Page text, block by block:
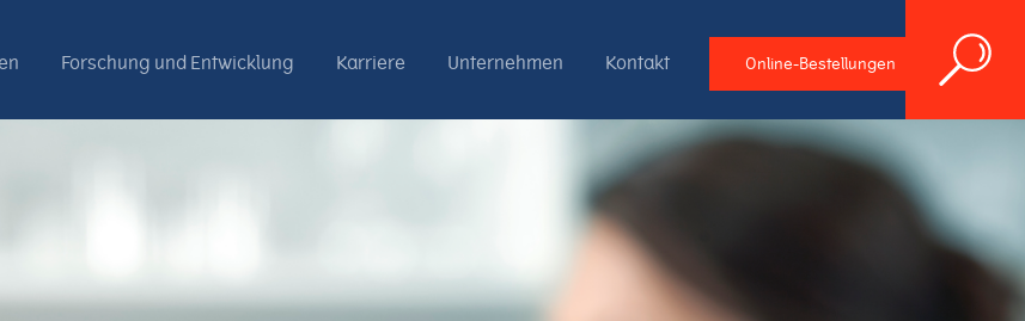
Forschung und Entwicklung Karriere Unternehmen Kontakt Online-Bestellungen